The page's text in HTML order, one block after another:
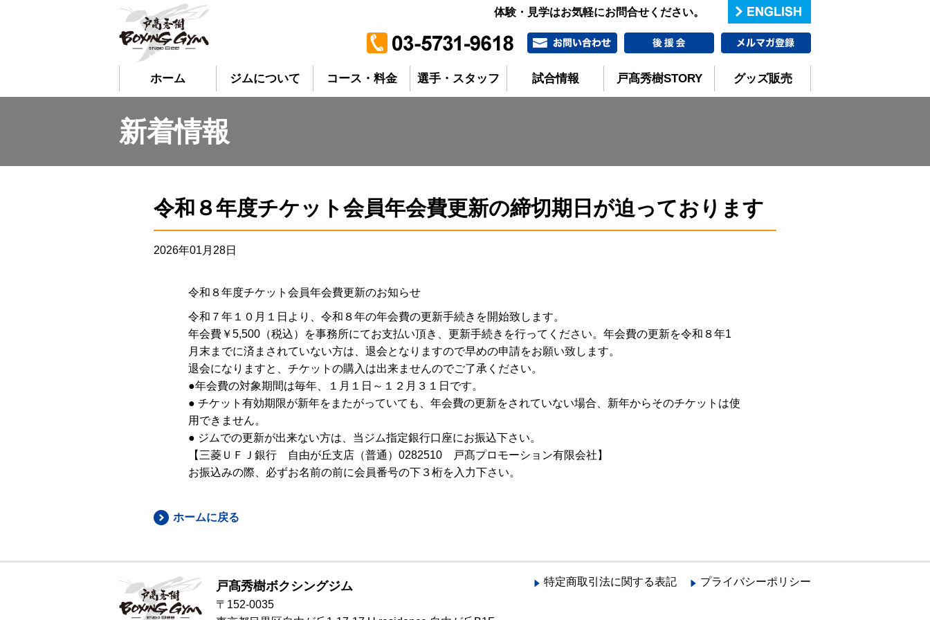
体験・見学はお気軽にお問合せください。
ホーム ジムについて コース・料金 選手・スタッフ 試合情報 戸髙秀樹STORY グッズ販売
新着情報
令和８年度チケット会員年会費更新の締切期日が迫っております
2026年01月28日
令和８年度チケット会員年会費更新のお知らせ
令和７年１０月１日より、令和８年の年会費の更新手続きを開始致します。
年会費￥5,500（税込）を事務所にてお支払い頂き、更新手続きを行ってください。年会費の更新を令和８年1
月末までに済まされていない方は、退会となりますので早めの申請をお願い致します。
退会になりますと、チケットの購入は出来ませんのでご了承ください。
●年会費の対象期間は毎年、１月１日～１２月３１日です。
● チケット有効期限が新年をまたがっていても、年会費の更新をされていない場合、新年からそのチケットは使
用できません。
● ジムでの更新が出来ない方は、当ジム指定銀行口座にお振込下さい。
【三菱ＵＦＪ銀行 自由が丘支店（普通）0282510 戸髙プロモーション有限会社】
お振込みの際、必ずお名前の前に会員番号の下３桁を入力下さい。
ホームに戻る
戸髙秀樹ボクシングジム
〒152-0035
特定商取引法に関する表記 プライバシーポリシー